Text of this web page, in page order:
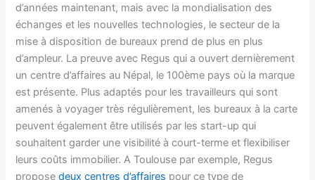
d’années maintenant, mais avec la mondialisation des
échanges et les nouvelles technologies, le secteur de la
mise à disposition de bureaux prend de plus en plus
d’ampleur. La preuve avec Regus qui a ouvert dernièrement
un centre d’affaires au Népal, le 100ème pays où la marque
est présente. Plus adaptés pour les travailleurs qui sont
amenés à voyager très régulièrement, les bureaux à la carte
peuvent également être utilisés par les start-up qui
souhaitent garder une visibilité à court-terme et flexibiliser
leurs coûts immobilier. A Toulouse par exemple, Regus
proposedeux centres d’affaires pour ce type de